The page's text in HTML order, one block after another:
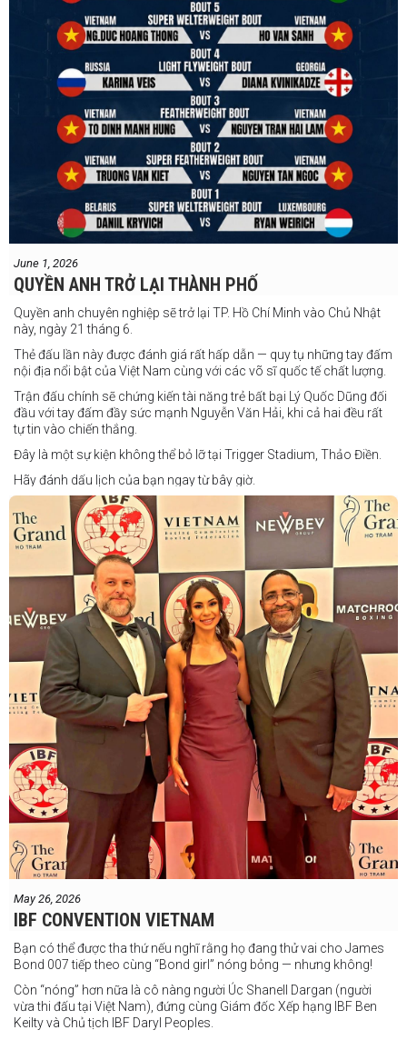
June 1, 2026
QUYỀN ANH TRỞ LẠI THÀNH PHỐ
Quyền anh chuyên nghiệp sẽ trở lại TP. Hồ Chí Minh vào Chủ Nhật
này, ngày 21 tháng 6.
Thẻ đấu lần này được đánh giá rất hấp dẫn — quy tụ những tay đấm
nội địa nổi bật của Việt Nam cùng với các võ sĩ quốc tế chất lượng.
Trận đấu chính sẽ chứng kiến tài năng trẻ bất bại Lý Quốc Dũng đối
đầu với tay đấm đầy sức mạnh Nguyễn Văn Hải, khi cả hai đều rất
tự tin vào chiến thắng.
Đây là một sự kiện không thể bỏ lỡ tại Trigger Stadium, Thảo Điền.
Hãy đánh dấu lịch của bạn ngay từ bây giờ.
Thông tin cập nhật sẽ sớm được công bố.
May 26, 2026
IBF CONVENTION VIETNAM
Bạn có thể được tha thứ nếu nghĩ rằng họ đang thử vai cho James
Bond 007 tiếp theo cùng “Bond girl” nóng bỏng — nhưng không!
Còn “nóng” hơn nữa là cô nàng người Úc Shanell Dargan (người
vừa thi đấu tại Việt Nam), đứng cùng Giám đốc Xếp hạng IBF Ben
Keilty và Chủ tịch IBF Daryl Peoples.